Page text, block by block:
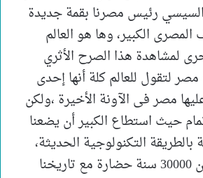
السيسي رئيس مصرنا بقمة جديدة
الكبير، وها هو العالم
لمشاهدة هذا الصرح الأثري
مصر لتقول للعالم كلة أنها إحدى
مصر فى الآونة الأخيرة ،ولكن
حيث استطاع الكبير أن يضعنا
بالطريقة التكنولوجية الحديثة،
ودمج تاريخ اكثر من 30000 سنة حضارة مع تاريخنا